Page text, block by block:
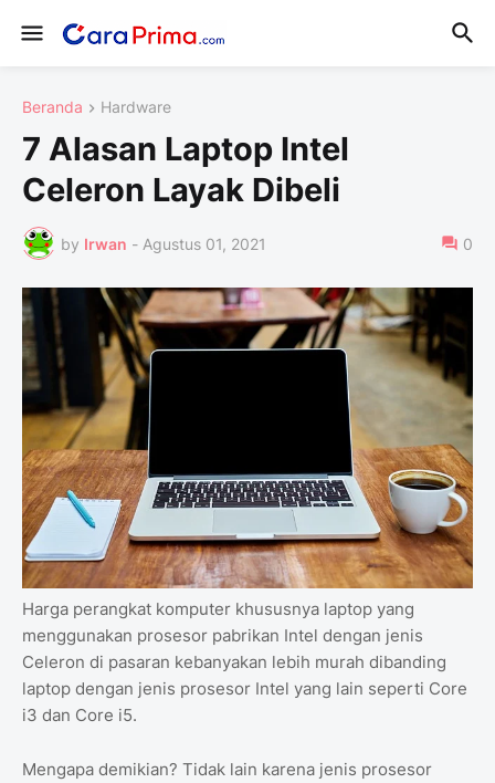
Beranda Hardware
7 Alasan Laptop Intel
Celeron Layak Dibeli
by Irwan - Agustus 01, 2021 0
Harga perangkat komputer khususnya laptop yang
menggunakan prosesor pabrikan Intel dengan jenis
Celeron di pasaran kebanyakan lebih murah dibanding
laptop dengan jenis prosesor Intel yang lain seperti Core
i3 dan Core i5.
Mengapa demikian? Tidak lain karena jenis prosesor